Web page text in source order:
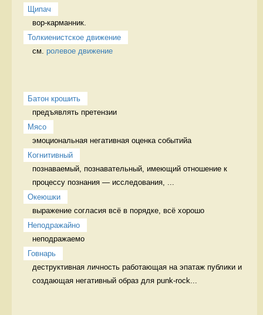
Щипач
вор-карманник.
Толкиенистское движение
см. ролевое движение
Батон крошить
предъявлять претензии
Мясо
эмоциональная негативная оценка событийа
Когнитивный
познаваемый, познавательный, имеющий отношение к
процессу познания — исследования, ...
Океюшки
выражение согласия всё в порядке, всё хорошо
Неподражайно
неподражаемо
Говнарь
деструктивная личность работающая на эпатаж публики и
создающая негативный образ для punk-rock...